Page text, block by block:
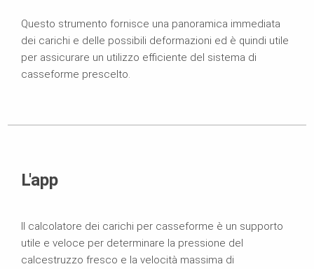
Questo strumento fornisce una panoramica immediata
dei carichi e delle possibili deformazioni ed è quindi utile
per assicurare un utilizzo efficiente del sistema di
casseforme prescelto.
L'app
Il calcolatore dei carichi per casseforme è un supporto
utile e veloce per determinare la pressione del
calcestruzzo fresco e la velocità massima di